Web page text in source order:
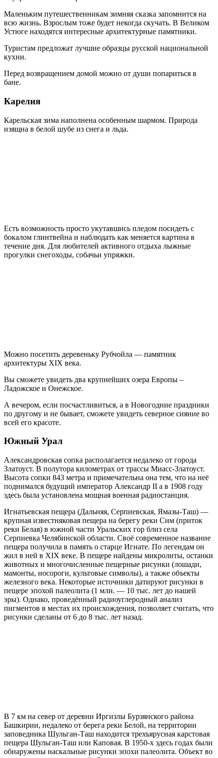
Маленьким путешественникам зимняя сказка запомнится на
всю жизнь. Взрослым тоже будет некогда скучать. В Великом
Устюге находятся интересные архитектурные памятники.
Туристам предложат лучшие образцы русской национальной
кухни.
Перед возвращением домой можно от души попариться в
бане.
Карелия
Карельская зима наполнена особенным шармом. Природа
изящна в белой шубе из снега и льда.
Есть возможность просто укутавшись пледом посидеть с
бокалом глинтвейна и наблюдать как меняется картина в
течение дня. Для любителей активного отдыха лыжные
прогулки снегоходы, собачьи упряжки.
Можно посетить деревеньку Рубчойла — памятник
архитектуры XIX века.
Вы сможете увидеть два крупнейших озера Европы –
Ладожское и Онежское.
А вечером, если посчастливиться, а в Новогодние праздники
по другому и не бывает, сможете увидеть северное сияние во
всей его красоте.
Южный Урал
Александровская сопка располагается недалеко от города
Златоуст. В полутора километрах от трассы Миасс-Златоуст.
Высота сопки 843 метра и примечательна она тем, что на неё
поднимался будущий император Александр II а в 1908 году
здесь была установлена мощная военная радиостанция.
Игнатьевская пещера (Дальняя, Серпиевская, Ямазы-Таш) —
крупная известняковая пещера на берегу реки Сим (приток
реки Белая) в южной части Уральских гор близ села
Серпиевка Челябинской области. Своё современное название
пещера получила в память о старце Игнате. По легендам он
жил в ней в XIX веке. В пещере найдены микролиты, останки
животных и многочисленные пещерные рисунки (лошади,
мамонты, носороги, культовые символы), а также объекты
железного века. Некоторые источники датируют рисунки в
пещере эпохой палеолита (1 млн. — 10 тыс. лет до нашей
эры). Однако, проведённый радиоуглеродный анализ
пигментов в местах их происхождения, позволяет считать, что
рисунки сделаны от 6 до 8 тыс. лет назад.
В 7 км на север от деревни Иргизлы Бурзянского района
Башкирии, недалеко от берега реки Белой, на территории
заповедника Шульган-Таш находится трехъярусная карстовая
пещера Шульган-Таш или Каповая. В 1950-х здесь годах были
обнаружены наскальные рисунки эпохи палеолита. Объект во